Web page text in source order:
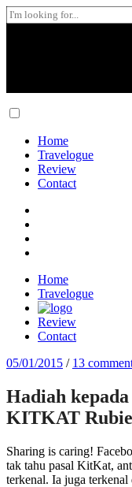
Search
for:
Skip
contentHome
Travelogue
Review
Contact
Home
Travelogue
Review
Contact
05/01/2015 / 13
Hadiah
KITKAT
Sharing is caring!
tak tahu pasal KitKat,
terkenal. Ia juga